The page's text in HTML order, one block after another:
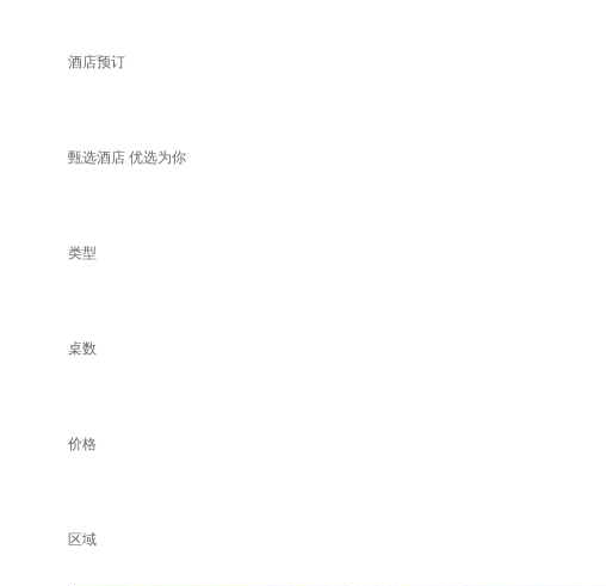
酒店预订
甄选酒店 优选为你
类型
桌数
价格
区域